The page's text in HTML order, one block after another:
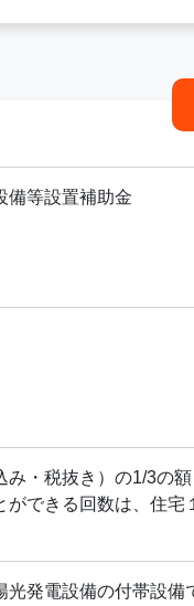
備等設置補助金
み・税抜き）の1/3の額
ができる回数は、住宅
光発電設備の付帯設備